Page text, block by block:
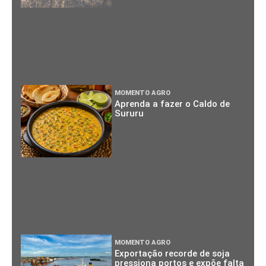
MOMENTO AGRO
Aprenda a fazer o Caldo de
Sururu
MOMENTO AGRO
Exportação recorde de soja
pressiona portos e expõe falta